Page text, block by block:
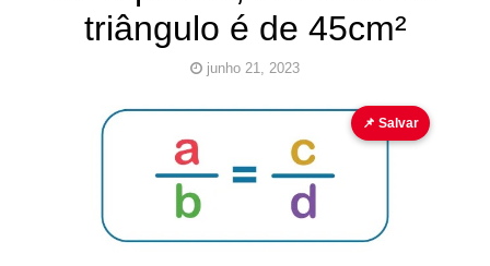
triângulo é de 45cm²
junho 21, 2023
geometria plana quiz matemático
razão e
AUwe
📌 Salvar